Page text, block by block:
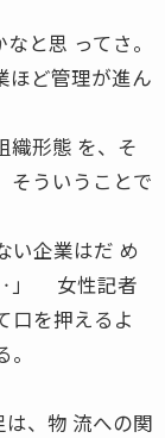
と思 ってさ。
ほど管理が進ん
織形態 を、そ
ういうことで
い企業はだ め
」 女性記者
口を押えるよ
、物 流への関